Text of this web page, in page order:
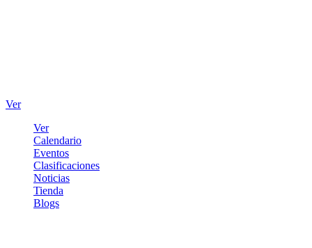
Ver
Ver
Calendario
Eventos
Clasificaciones
Noticias
Tienda
Blogs